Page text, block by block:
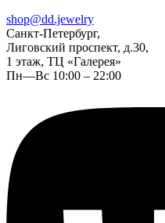
shop@dd.jewelry
Санкт-Петербург,
Лиговский проспект, д.30,
1 этаж, ТЦ «Галерея»
Пн—Вс 10:00 – 22:00